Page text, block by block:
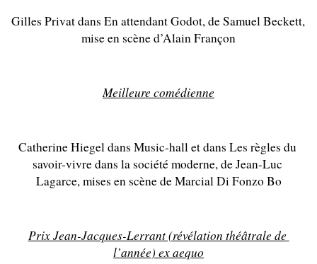
Gilles Privat dans En attendant Godot, de Samuel Beckett,
mise en scène d’Alain Françon
Meilleure comédienne
Catherine Hiegel dans Music-hall et dans Les règles du
savoir-vivre dans la société moderne, de Jean-Luc
Lagarce, mises en scène de Marcial Di Fonzo Bo
Prix Jean-Jacques-Lerrant (révélation théâtrale de
l’année) ex aequo